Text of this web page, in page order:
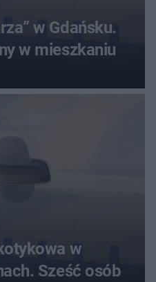
w Gdańsku.
w mieszkaniu
w
Sześć osób